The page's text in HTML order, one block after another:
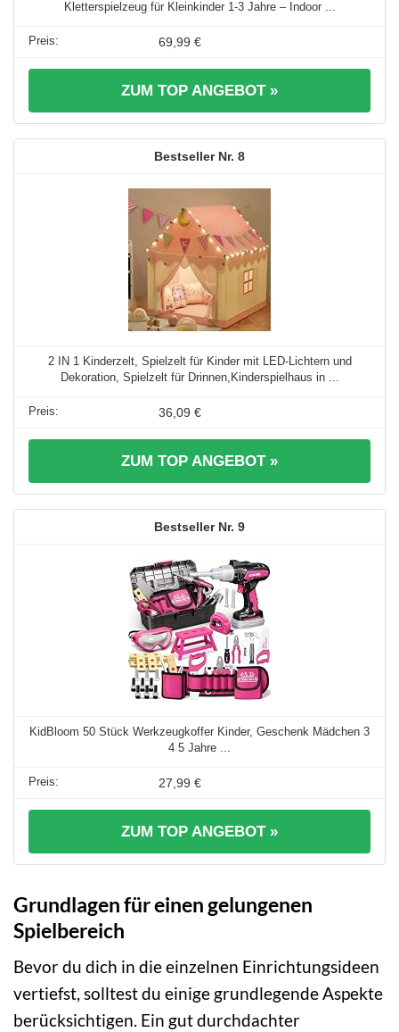
Kletterspielzeug für Kleinkinder 1-3 Jahre – Indoor ...
69,99 €
ZUM TOP ANGEBOT »
8
2 IN 1 Kinderzelt, Spielzelt für Kinder mit LED-Lichtern und
Dekoration, Spielzelt für Drinnen,Kinderspielhaus in ...
36,09 €
ZUM TOP ANGEBOT »
9
KidBloom 50 Stück Werkzeugkoffer Kinder, Geschenk Mädchen 3
4 5 Jahre ...
27,99 €
ZUM TOP ANGEBOT »
Grundlagen für einen gelungenen
Spielbereich
Bevor du dich in die einzelnen Einrichtungsideen
vertiefst, solltest du einige grundlegende Aspekte
berücksichtigen. Ein gut durchdachter